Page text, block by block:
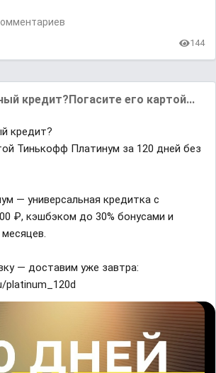
144
кредит?Погасите его картой...
кредит?
Тинькофф Платинум за 120 дней без
— универсальная кредитка с
₽, кэшбэком до 30% бонусами и
— доставим уже завтра: